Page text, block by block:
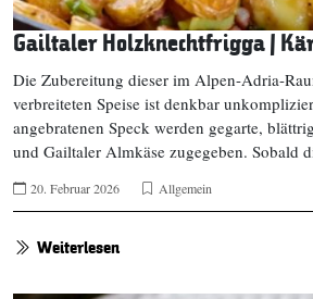
Gailtaler Holzknechtfrigga |
Die Zubereitung dieser im Alpen-Adria-
verbreiteten Speise ist denkbar
angebratenen Speck werden gegarte,
und Gailtaler Almkäse zugegeben.
20. Februar 2026 Allgemein
Weiterlesen